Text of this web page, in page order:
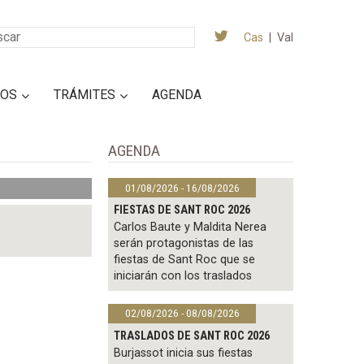
Cas Val
TRÁMITES AGENDA
AGENDA
01/08/2026 - 16/08/2026
FIESTAS DE SANT ROC 2026
Carlos Baute y Maldita Nerea
serán protagonistas de las
fiestas de Sant Roc que se
iniciarán con los traslados
02/08/2026 - 08/08/2026
TRASLADOS DE SANT ROC 2026
Burjassot inicia sus fiestas